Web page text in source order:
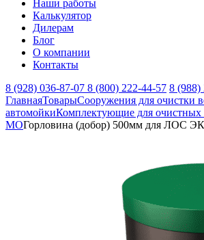
Наши работы
Калькулятор
Дилерам
Блог
О компании
Контакты
8 (928) 036-87-07 8 (800) 222-44-57 8 (988)
ГлавнаяТоварыСооружения для очистки
автомойкиКомплектующие для очистных
МОГорловина (добор) 500мм для ЛОС